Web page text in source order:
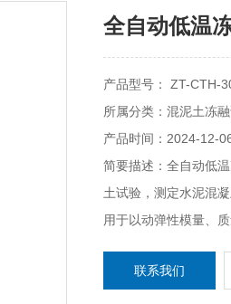
全自动低温
产品型号： ZT-CTH-
所属分类：混泥土冻
产品时间：2024-12-
简要描述：全自动低
土试验，测定水泥混
用于以动弹性模量、
联系我们